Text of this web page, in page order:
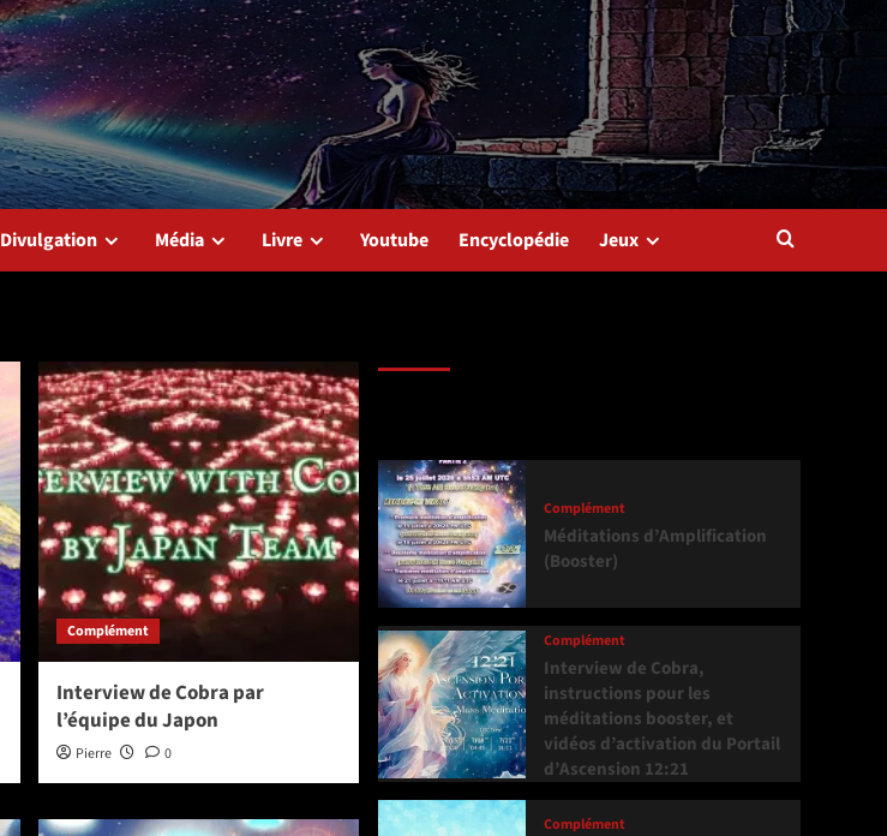
Divulgation Média Livre Youtube Encyclopédie Jeux
Complément
Interview de Cobra par
l’équipe du Japon
Pierre 0
Complément
Méditations d’Amplification
(Booster)
Complément
Interview de Cobra,
instructions pour les
méditations booster, et
vidéos d’activation du Portail
d’Ascension 12:21
Complément